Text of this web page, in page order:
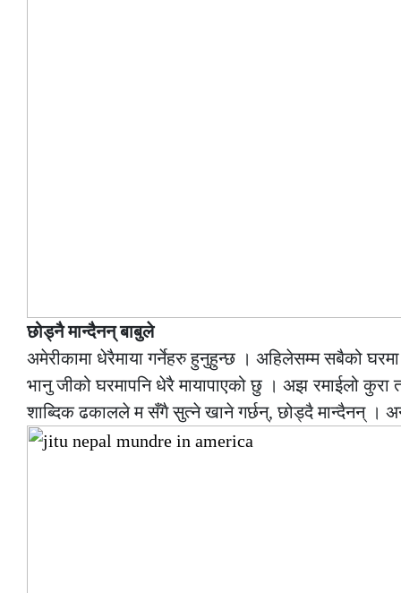
छोड्नै मान्दैनन् बाबुले
अमेरीकामा धेरैमाया गर्नेहरु हुनुहुन्छ । अहिलेसम्म सबैको
भानु जीको घरमापनि धेरै मायापाएको छु । अझ रमाईलो कुरा
शाब्दिक ढकालले म सँगै सुत्ने खाने गर्छन्, छोड्दै मान्दैनन् ।